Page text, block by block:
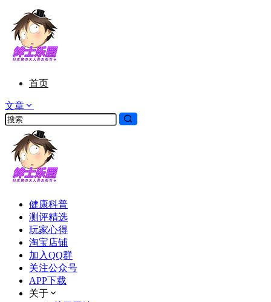
首页
文章
健康科普
测评精选
玩家心得
淘宝店铺
加入QQ群
关注公众号
APP下载
关于